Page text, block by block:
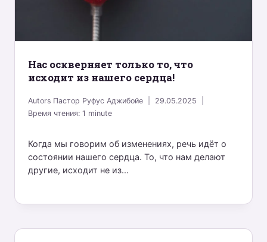
Нас оскверняет только то, что
исходит из нашего сердца!
Autors Пастор Руфус Аджибойе
29.05.2025
Время чтения:1 minute
Когда мы говорим об изменениях, речь идёт о
состоянии нашего сердца. То, что нам делают
другие, исходит не из...